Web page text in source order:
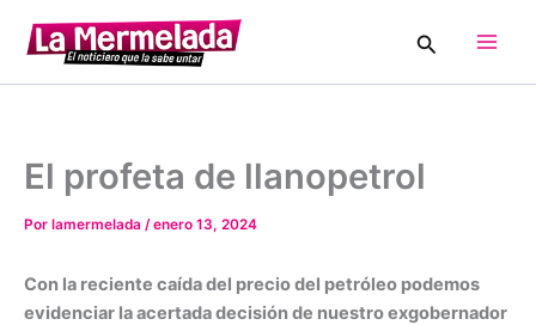
contenido
Buscar
El profeta de llanopetrol
Por lamermelada /enero 13, 2024
Con la reciente caída del precio del petróleo podemos
evidenciar la acertada decisión de nuestro exgobernador